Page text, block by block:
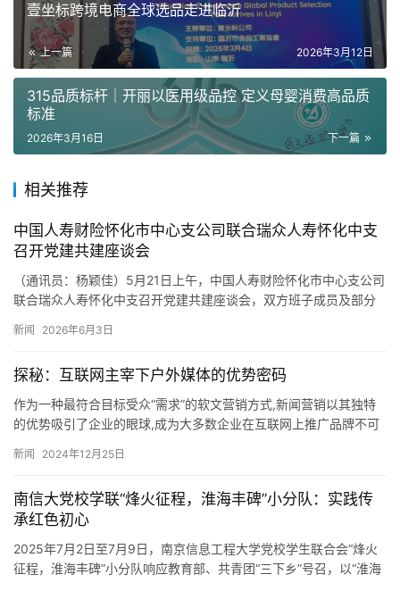
壹坐标跨境电商全球选品走进临沂
上一篇 2026年3月12日
315品质标杆｜开丽以医用级品控 定义母婴消费高品质
标准
下一篇
2026年3月16日
相关推荐
中国人寿财险怀化市中心支公司联合瑞众人寿怀化中支
召开党建共建座谈会
（通讯员：杨颖佳）5月21日上午，中国人寿财险怀化市中心支公司
联合瑞众人寿怀化中支召开党建共建座谈会，双方班子成员及部分
先…
新闻 2026年6月3日
探秘：互联网主宰下户外媒体的优势密码
作为一种最符合目标受众“需求”的软文营销方式,新闻营销以其独特
的优势吸引了企业的眼球,成为大多数企业在互联网上推广品牌不可
新闻 2024年12月25日
南信大党校学联“烽火征程，淮海丰碑”小分队：实践传
承红色初心
2025年7月2日至7月9日，南京信息工程大学党校学生联合会“烽火
征程，淮海丰碑”小分队响应教育部、共青团“三下乡”号召，以“淮海